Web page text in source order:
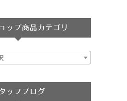
ップ商品カテゴリ
ッフブログ